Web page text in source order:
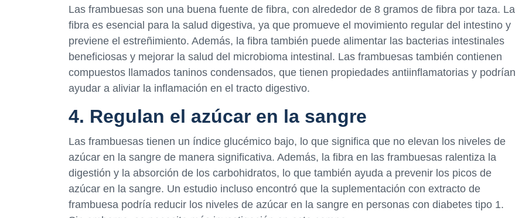
Las frambuesas son una buena fuente de fibra, con alrededor de 8 gramos de fibra por taza. La
fibra es esencial para la salud digestiva, ya que promueve el movimiento regular del intestino y
previene el estreñimiento. Además, la fibra también puede alimentar las bacterias intestinales
beneficiosas y mejorar la salud del microbioma intestinal. Las frambuesas también contienen
compuestos llamados taninos condensados, que tienen propiedades antiinflamatorias y podrían
ayudar a aliviar la inflamación en el tracto digestivo.
4. Regulan el azúcar en la sangre
Las frambuesas tienen un índice glucémico bajo, lo que significa que no elevan los niveles de
azúcar en la sangre de manera significativa. Además, la fibra en las frambuesas ralentiza la
digestión y la absorción de los carbohidratos, lo que también ayuda a prevenir los picos de
azúcar en la sangre. Un estudio incluso encontró que la suplementación con extracto de
frambuesa podría reducir los niveles de azúcar en la sangre en personas con diabetes tipo 1.